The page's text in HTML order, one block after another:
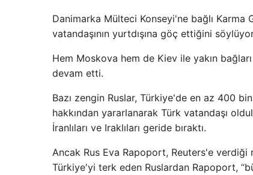
Danimarka Mülteci Konseyi'ne bağlı Karma
vatandaşının yurtdışına göç ettiğini
Hem Moskova hem de Kiev ile yakın
devam etti.
Bazı zengin Ruslar, Türkiye'de en az 400
hakkından yararlanarak Türk vatandaşı
İranlıları ve Iraklıları geride bıraktı.
Ancak Rus Eva Rapoport, Reuters'e
Türkiye'yi terk eden Ruslardan Rapoport,